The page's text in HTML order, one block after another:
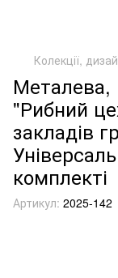
Колекції,
Металева,
"Рибний
закладів
комплекті
Артикул: 2025-142